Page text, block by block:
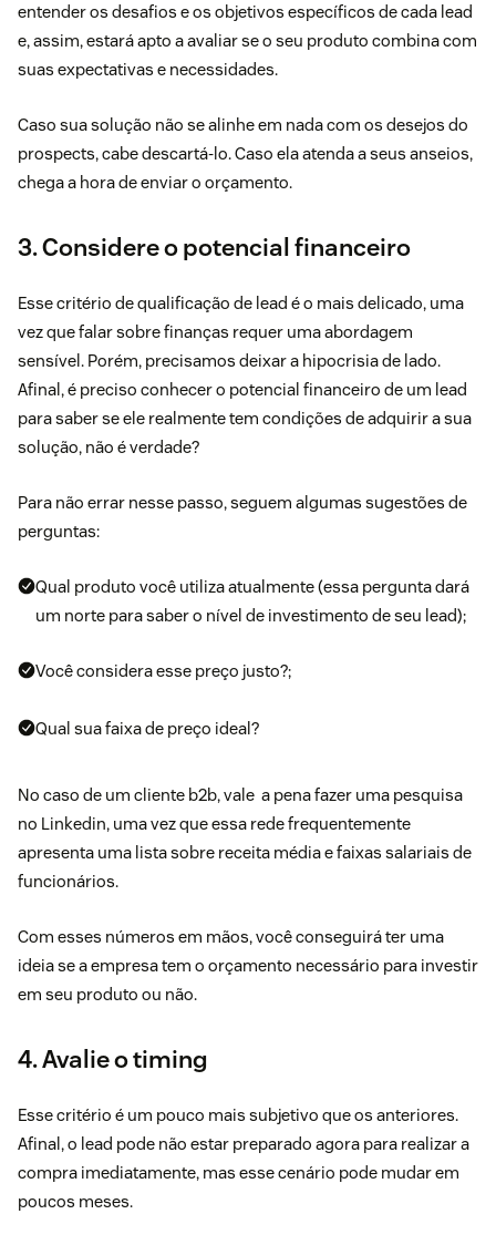
entender os desafios e os objetivos específicos de cada lead
e, assim, estará apto a avaliar se o seu produto combina com
suas expectativas e necessidades.
Caso sua solução não se alinhe em nada com os desejos do
prospects, cabe descartá-lo. Caso ela atenda a seus anseios,
chega a hora de enviar o orçamento.
3. Considere o potencial financeiro
Esse critério de qualificação de lead é o mais delicado, uma
vez que falar sobre finanças requer uma abordagem
sensível. Porém, precisamos deixar a hipocrisia de lado.
Afinal, é preciso conhecer o potencial financeiro de um lead
para saber se ele realmente tem condições de adquirir a sua
solução, não é verdade?
Para não errar nesse passo, seguem algumas sugestões de
perguntas:
Qual produto você utiliza atualmente (essa pergunta dará
um norte para saber o nível de investimento de seu lead);
Você considera esse preço justo?;
Qual sua faixa de preço ideal?
No caso de um cliente b2b, vale a pena fazer uma pesquisa
no Linkedin, uma vez que essa rede frequentemente
apresenta uma lista sobre receita média e faixas salariais de
funcionários.
Com esses números em mãos, você conseguirá ter uma
ideia se a empresa tem o orçamento necessário para investir
em seu produto ou não.
4. Avalie o timing
Esse critério é um pouco mais subjetivo que os anteriores.
Afinal, o lead pode não estar preparado agora para realizar a
compra imediatamente, mas esse cenário pode mudar em
poucos meses.